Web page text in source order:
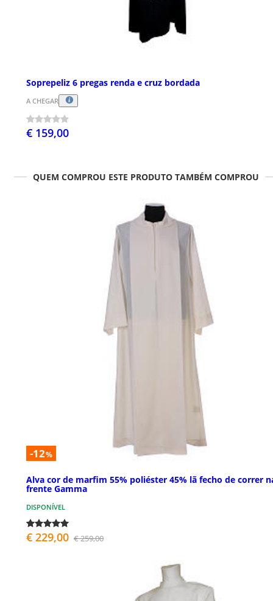
Soprepeliz 6 pregas renda e cruz bordada
A CHEGAR
€ 159,00
QUEM COMPROU ESTE PRODUTO TAMBÉM COMPROU
-12%
Alva cor de marfim 55% poliéster 45% lã fecho de correr
frente Gamma
DISPONÍVEL
€ 229,00 € 259,00